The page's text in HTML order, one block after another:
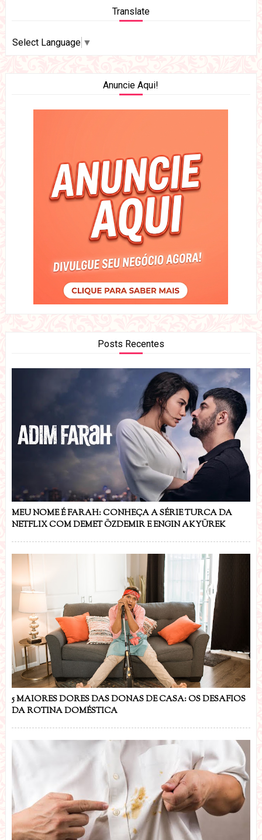
Translate
Select Language ▼
Anuncie Aqui!
Posts Recentes
MEU NOME É FARAH: CONHEÇA A SÉRIE TURCA DA
NETFLIX COM DEMET ÖZDEMIR E ENGIN AKYÜREK
5 MAIORES DORES DAS DONAS DE CASA: OS DESAFIOS
DA ROTINA DOMÉSTICA